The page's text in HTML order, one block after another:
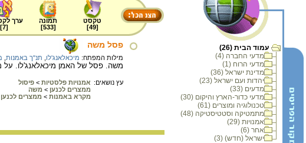
עמוד הבית (26)
מדעי החברה (4)
מדעי הרוח (1)
מדינת ישראל (36)
יהדות ועם ישראל (23)
מדעים (33)
מדעי כדור-הארץ והיקום (30)
טכנולוגיה ומוצרים (61)
מתמטיקה וסטטיסטיקה (48)
אמנויות (29)
אחר (6)
ישראל (חדש) (3)
טקסט
[
49
]
תמונה
[
533
]
ערך
[
7
]
פסל משה
מילות המפתח: מיכאלאנג'לו תנ"ך באמנות
משה. פסל של האמן מיכאלאנג'לו. על
עץ נושאים: אמנויות פלסטיות > פיסול
ממצרים לכנען > משה
מקרא באמנות > ממצרים לכנען